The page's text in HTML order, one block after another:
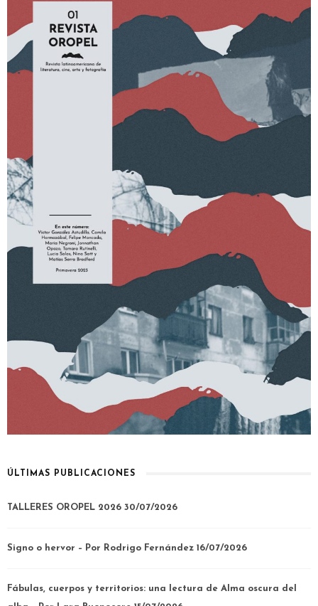
ÚLTIMAS PUBLICACIONES
TALLERES OROPEL 2026 30/07/2026
Signo o hervor – Por Rodrigo Fernández 16/07/2026
Fábulas, cuerpos y territorios: una lectura de Alma oscura del